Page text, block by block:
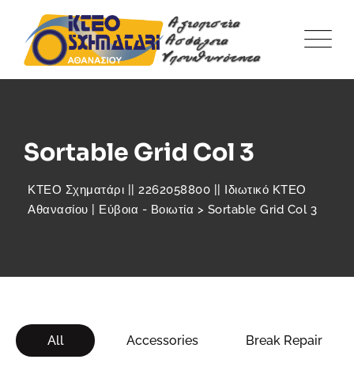
Sortable Grid Col 3
ΚΤΕΟ Σχηματάρι || 2262058800 || Ιδιωτικό ΚΤΕΟ
Αθανασίου | Εύβοια - Βοιωτία > Sortable Grid Col 3
All Accessories Break Repair